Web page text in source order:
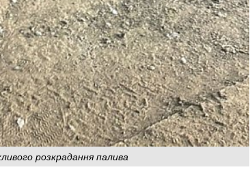
розкрадання палива